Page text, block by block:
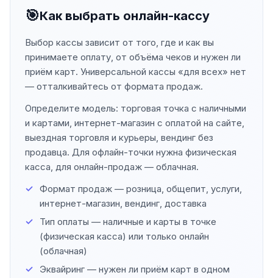
🎯Как выбрать онлайн-кассу
Выбор кассы зависит от того, где и как вы
принимаете оплату, от объёма чеков и нужен ли
приём карт. Универсальной кассы «для всех» нет
— отталкивайтесь от формата продаж.
Определите модель: торговая точка с наличными
и картами, интернет-магазин с оплатой на сайте,
выездная торговля и курьеры, вендинг без
продавца. Для офлайн-точки нужна физическая
касса, для онлайн-продаж — облачная.
Формат продаж — розница, общепит, услуги,
интернет-магазин, вендинг, доставка
Тип оплаты — наличные и карты в точке
(физическая касса) или только онлайн
(облачная)
Эквайринг — нужен ли приём карт в одном